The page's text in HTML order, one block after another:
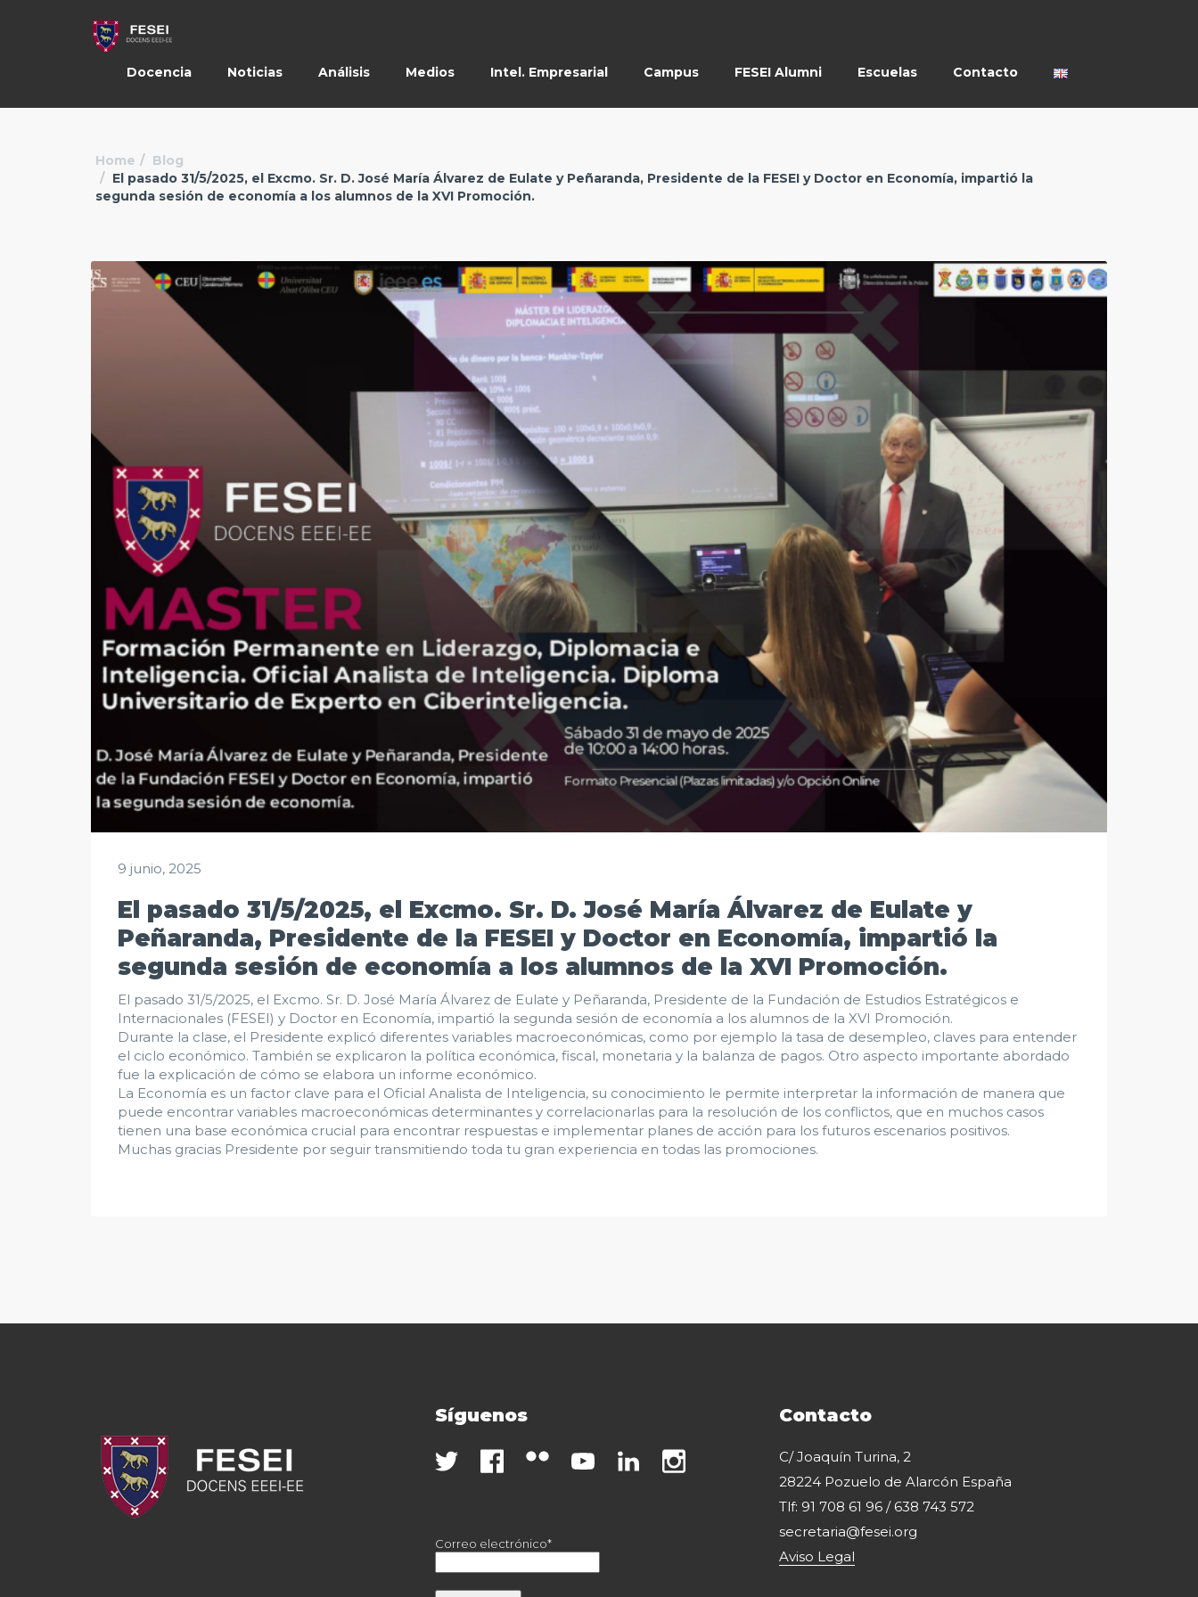
Docencia Noticias Análisis Medios Intel. Empresarial Campus FESEI Alumni Escuelas Contacto
Home
Blog
El pasado 31/5/2025, el Excmo. Sr. D. José María Álvarez de Eulate y Peñaranda, Presidente de la FESEI y Doctor en Economía, impartió la
segunda sesión de economía a los alumnos de la XVI Promoción.
9 junio, 2025
El pasado 31/5/2025, el Excmo. Sr. D. José María Álvarez de Eulate y
Peñaranda, Presidente de la FESEI y Doctor en Economía, impartió la
segunda sesión de economía a los alumnos de la XVI Promoción.
El pasado 31/5/2025, el Excmo. Sr. D. José María Álvarez de Eulate y Peñaranda, Presidente de la Fundación de Estudios Estratégicos e
Internacionales (FESEI) y Doctor en Economía, impartió la segunda sesión de economía a los alumnos de la XVI Promoción.
Durante la clase, el Presidente explicó diferentes variables macroeconómicas, como por ejemplo la tasa de desempleo, claves para entender
el ciclo económico. También se explicaron la política económica, fiscal, monetaria y la balanza de pagos. Otro aspecto importante abordado
fue la explicación de cómo se elabora un informe económico.
La Economía es un factor clave para el Oficial Analista de Inteligencia, su conocimiento le permite interpretar la información de manera que
puede encontrar variables macroeconómicas determinantes y correlacionarlas para la resolución de los conflictos, que en muchos casos
tienen una base económica crucial para encontrar respuestas e implementar planes de acción para los futuros escenarios positivos.
Muchas gracias Presidente por seguir transmitiendo toda tu gran experiencia en todas las promociones.
Síguenos
Correo electrónico*
Contacto
C/ Joaquín Turina, 2
28224 Pozuelo de Alarcón España
Tlf: 91 708 61 96 / 638 743 572
secretaria@fesei.org
Aviso Legal